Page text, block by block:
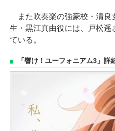
また吹奏楽の強豪校・清良
生・黒江真由役には、戸松
ている。
「響け！ユーフォニアム3」詳